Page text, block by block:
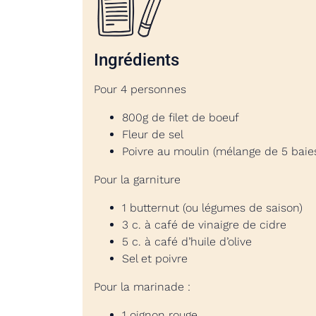
Ingrédients
Pour 4 personnes
800g de filet de boeuf
Fleur de sel
Poivre au moulin (mélange de 5
Pour la garniture
1 butternut (ou légumes de saison)
3 c. à café de vinaigre de cidre
5 c. à café d’huile d’olive
Sel et poivre
Pour la marinade :